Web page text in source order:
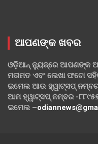
ଆପଣଙ୍କ ଖବର
ଓଡ଼ିଆନ୍ ନ୍ୟୁଜ୍‌ରେ ଆପଣଙ୍କ
ମତାମତ ଏବଂ ଲେଖା ଫଟୋ
ଇମେଲ ଆଉ ହ୍ୱାଟ୍‌ସପ୍
ଆମ ହ୍ୱାଟ୍‌ସପ୍ ନମ୍ବର -
ଇମେଲ –